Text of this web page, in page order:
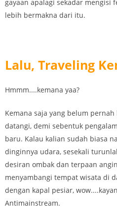
gayaan apalagi sekadar mengisi
lebih bermakna dari itu.
Lalu, Traveling
Hmmm....kemana yaa?
Kemana saja yang belum
datangi, demi sebentuk
baru. Kalau kalian sudah biasa
dinginnya udara, sesekali
desiran ombak dan terpaan
menyambangi tempat wisata di
dengan kapal pesiar,
Antimainstream.